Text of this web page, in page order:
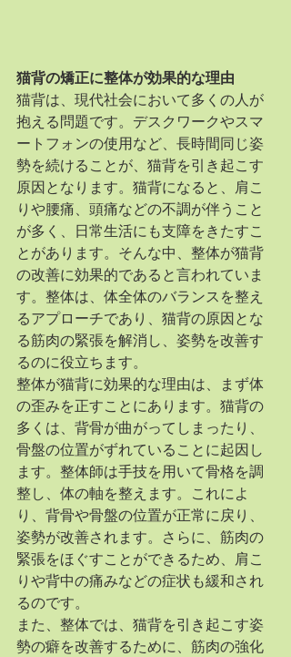
猫背の矯正に整体が効果的な理由
猫背は、現代社会において多くの人が
抱える問題です。デスクワークやスマ
ートフォンの使用など、長時間同じ姿
勢を続けることが、猫背を引き起こす
原因となります。猫背になると、肩こ
りや腰痛、頭痛などの不調が伴うこと
が多く、日常生活にも支障をきたすこ
とがあります。そんな中、整体が猫背
の改善に効果的であると言われていま
す。整体は、体全体のバランスを整え
るアプローチであり、猫背の原因とな
る筋肉の緊張を解消し、姿勢を改善す
るのに役立ちます。
整体が猫背に効果的な理由は、まず体
の歪みを正すことにあります。猫背の
多くは、背骨が曲がってしまったり、
骨盤の位置がずれていることに起因し
ます。整体師は手技を用いて骨格を調
整し、体の軸を整えます。これによ
り、背骨や骨盤の位置が正常に戻り、
姿勢が改善されます。さらに、筋肉の
緊張をほぐすことができるため、肩こ
りや背中の痛みなどの症状も緩和され
るのです。
また、整体では、猫背を引き起こす姿
勢の癖を改善するために、筋肉の強化